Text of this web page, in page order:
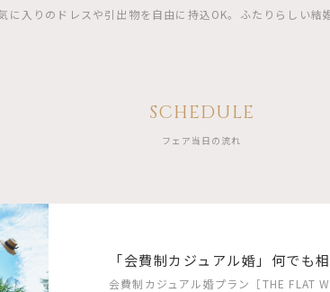
に入りのドレスや引出物を自由に持込OK。ふたりらしい結
SCHEDULE
フェア当日の流れ
「会費制カジュアル婚」何でも
会費制カジュアル婚プラン［THE FLAT